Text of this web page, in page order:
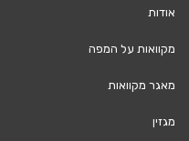
אודות
מקוואות על המפה
מאגר מקוואות
מגזין